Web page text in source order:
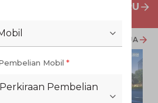
PENAWARAN MOBIL BARU
LIHAT SEMUA
Mobil *
Pembelian